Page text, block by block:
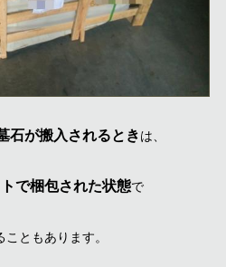
石が搬入されるときは、
で梱包された状態で
こともあります。